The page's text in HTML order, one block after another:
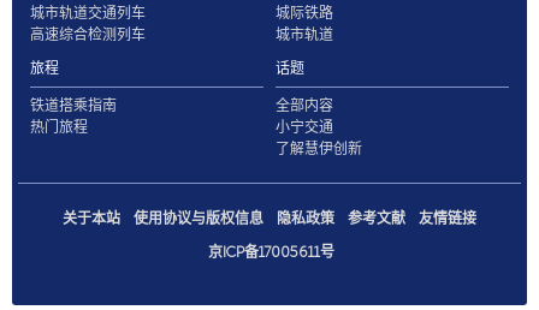
城市轨道交通列车
高速综合检测列车
城际铁路
城市轨道
旅程
铁道搭乘指南
热门旅程
话题
全部内容
小宁交通
了解慧伊创新
关于本站 使用协议与版权信息 隐私政策 参考文献
友情链接
京ICP备17005611号